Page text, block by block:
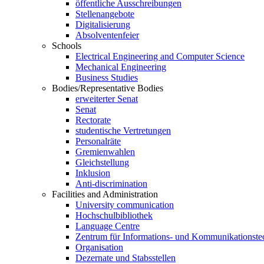
öffentliche Ausschreibungen
Stellenangebote
Digitalisierung
Absolventenfeier
Schools
Electrical Engineering and Computer Science
Mechanical Engineering
Business Studies
Bodies/Representative Bodies
erweiterter Senat
Senat
Rectorate
studentische Vertretungen
Personalräte
Gremienwahlen
Gleichstellung
Inklusion
Anti-discrimination
Facilities and Administration
University communication
Hochschulbibliothek
Language Centre
Zentrum für Informations- und
Organisation
Dezernate und Stabsstellen